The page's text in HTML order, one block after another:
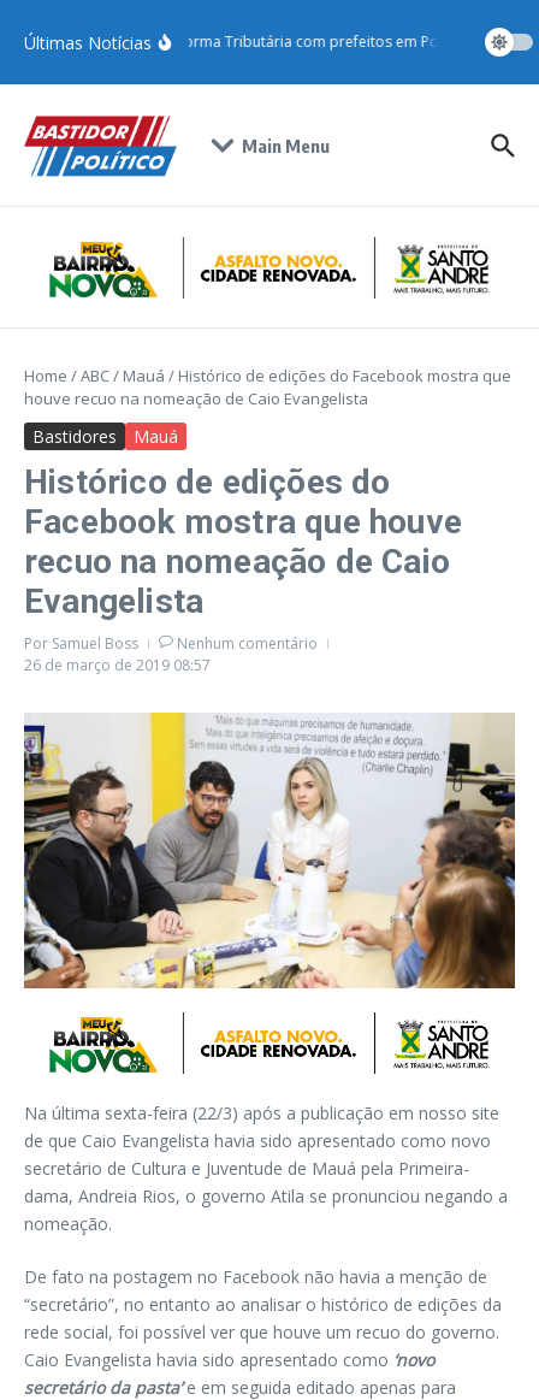
Últimas Notícias
Gilvan debate Reforma Tributária com prefeitos em Porto Alegre e
Main Menu
Home /ABC/ Mauá / Histórico de edições do Facebook mostra que
houve recuo na nomeação de Caio Evangelista
Bastidores Mauá
Histórico de edições do
Facebook mostra que houve
recuo na nomeação de Caio
Evangelista
Por Samuel Boss
Nenhum comentário
26 de março de 2019 08:57
Na última sexta-feira (22/3) após a publicação em nosso site
de que Caio Evangelista havia sido apresentado como novo
secretário de Cultura e Juventude de Mauá pela Primeira-
dama, Andreia Rios, o governo Atila se pronunciou negando a
nomeação.
De fato na postagem no Facebook não havia a menção de
“secretário”, no entanto ao analisar o histórico de edições da
rede social, foi possível ver que houve um recuo do governo.
Caio Evangelista havia sido apresentado como ‘novo
secretário da pasta’e em seguida editado apenas para